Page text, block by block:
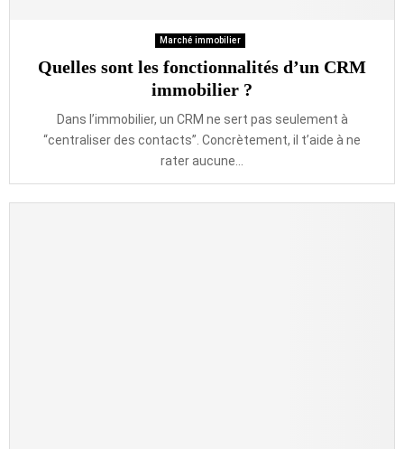
Marché immobilier
Quelles sont les fonctionnalités d’un CRM
immobilier ?
Dans l’immobilier, un CRM ne sert pas seulement à
“centraliser des contacts”. Concrètement, il t’aide à ne
rater aucune...